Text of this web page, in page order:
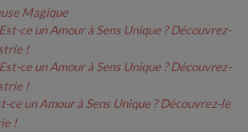
Magique
Est-ce un Amour à Sens Unique ? Découvrez-
!
Est-ce un Amour à Sens Unique ? Découvrez-
!
ce un Amour à Sens Unique ? Découvrez-le
!